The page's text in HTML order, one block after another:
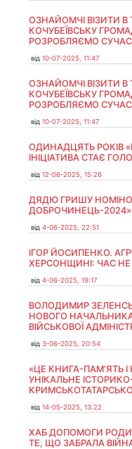
ОЗНАЙОМЧІ ВІЗИТИ
КОЧУБЕЇВСЬКУ
РОЗРОБЛЯЄМО
від 10-07-2025, 11:47
ОЗНАЙОМЧІ ВІЗИТИ
КОЧУБЕЇВСЬКУ
РОЗРОБЛЯЄМО
від 10-07-2025, 11:47
ОДИНАДЦЯТЬ РОКІВ
ІНІЦІАТИВА СТАЄ
від 12-06-2025, 15:26
ДЯДЮ ГРИШУ
ДОБРОЧИНЕЦЬ-2024»
від 4-06-2025, 22:51
ІГОР ЙОСИПЕНКО.
ХЕРСОНЩИНІ: ЧАС НЕ
від 4-06-2025, 19:17
ВОЛОДИМИР
НОВОГО НАЧАЛЬНИКА
ВІЙСЬКОВОЇ
від 3-06-2025, 20:54
«ЦЕ КНИГА-ПАМ’ЯТЬ
УНІКАЛЬНЕ
від 14-05-2025, 13:22
ХАБ ДОПОМОГИ
ТЕ, ЩО ЗАБРАЛА